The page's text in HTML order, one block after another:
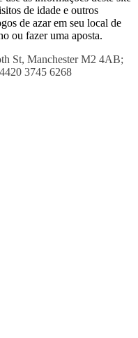
de idade e outros
de azar em seu local de
ou fazer uma aposta.
St, Manchester M2 4AB;
3745 6268